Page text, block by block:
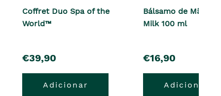
Coffret Duo Spa of the
World™
pre�o
€39,90
Adicionar
Bálsamo de Mãos
Milk 100 ml
pre�o
€16,90
Adicionar